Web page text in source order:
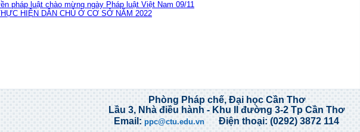
pháp luật chào mừng ngày Pháp luật Việt Nam 09/11
HIỆN DÂN CHỦ Ở CƠ SỞ NĂM 2022
Phòng Pháp chế, Đại học Cần Thơ
Lầu 3, Nhà điều hành - Khu II đường 3-2 Tp Cần Thơ
Email: ppc@ctu.edu.vn Điện thoại: (0292) 3872 114